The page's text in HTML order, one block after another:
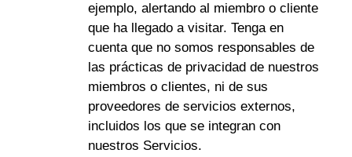
ejemplo, alertando al miembro o cliente
que ha llegado a visitar. Tenga en
cuenta que no somos responsables de
las prácticas de privacidad de nuestros
miembros o clientes, ni de sus
proveedores de servicios externos,
incluidos los que se integran con
nuestros Servicios.